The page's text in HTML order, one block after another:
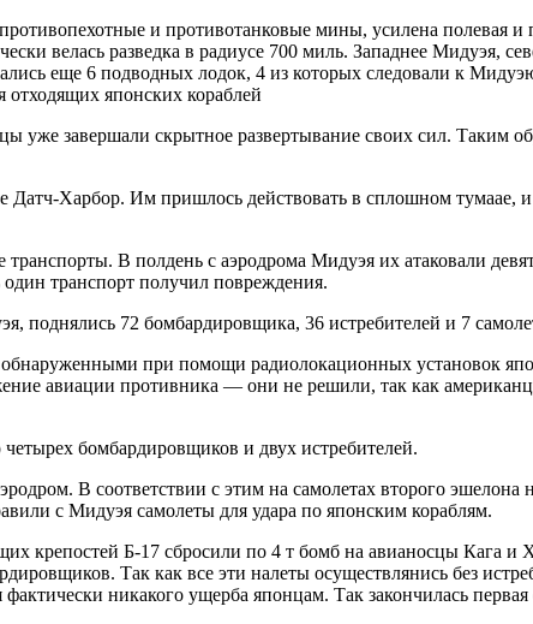
и противотанковые мины, усилена полевая и
велась разведка в радиусе 700 миль. Западнее Мидуэя,
еще 6 подводных лодок, 4 из которых следовали к
японских кораблей
завершали скрытное развертывание своих сил. Таким
Датч-Харбор. Им пришлось действовать в сплошном тумаае, и
В полдень с аэродрома Мидуэя их атаковали
транспорт получил повреждения.
72 бомбардировщика, 36 истребителей и 7
при помощи радиолокационных установок
авиации противника — они не решили, так как
бомбардировщиков и двух истребителей.
В соответствии с этим на самолетах второго эшелона
с Мидуэя самолеты для удара по японским кораблям.
крепостей Б-17 сбросили по 4 т бомб на авианосцы Кага и
Так как все эти налеты осуществлянись без
никакого ущерба японцам. Так закончилась первая